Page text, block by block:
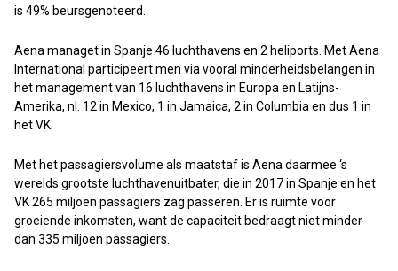
is 49% beursgenoteerd.
Aena managet in Spanje 46 luchthavens en 2 heliports. Met Aena
International participeert men via vooral minderheidsbelangen in
het management van 16 luchthavens in Europa en Latijns-
Amerika, nl. 12 in Mexico, 1 in Jamaica, 2 in Columbia en dus 1 in
het VK.
Met het passagiersvolume als maatstaf is Aena daarmee ‘s
werelds grootste luchthavenuitbater, die in 2017 in Spanje en het
VK 265 miljoen passagiers zag passeren. Er is ruimte voor
groeiende inkomsten, want de capaciteit bedraagt niet minder
dan 335 miljoen passagiers.